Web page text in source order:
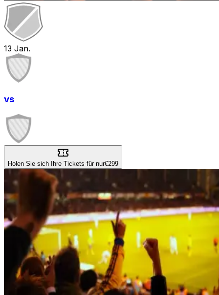
13 Jan.
vs
Holen Sie sich Ihre Tickets für nur€299